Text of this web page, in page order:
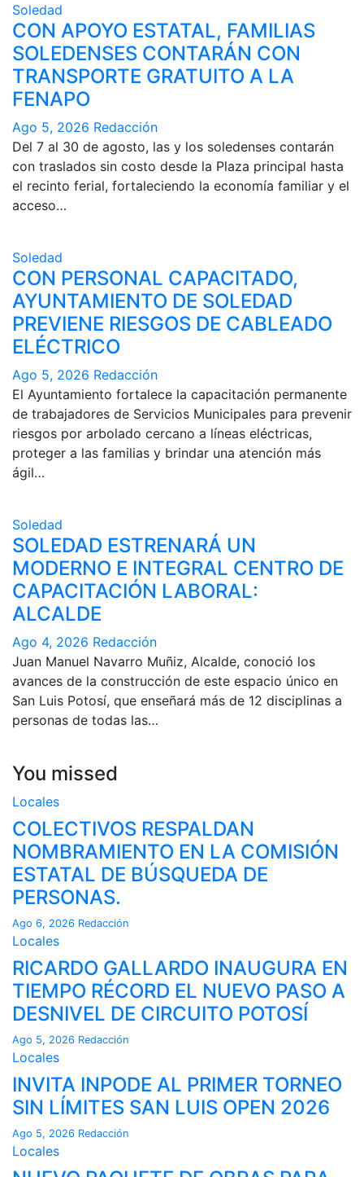
Soledad
CON APOYO ESTATAL, FAMILIAS
SOLEDENSES CONTARÁN CON
TRANSPORTE GRATUITO A LA
FENAPO
Ago 5, 2026 Redacción
Del 7 al 30 de agosto, las y los soledenses contarán
con traslados sin costo desde la Plaza principal hasta
el recinto ferial, fortaleciendo la economía familiar y el
acceso…
Soledad
CON PERSONAL CAPACITADO,
AYUNTAMIENTO DE SOLEDAD
PREVIENE RIESGOS DE CABLEADO
ELÉCTRICO
Ago 5, 2026 Redacción
El Ayuntamiento fortalece la capacitación permanente
de trabajadores de Servicios Municipales para prevenir
riesgos por arbolado cercano a líneas eléctricas,
proteger a las familias y brindar una atención más
ágil…
Soledad
SOLEDAD ESTRENARÁ UN
MODERNO E INTEGRAL CENTRO DE
CAPACITACIÓN LABORAL:
ALCALDE
Ago 4, 2026 Redacción
Juan Manuel Navarro Muñiz, Alcalde, conoció los
avances de la construcción de este espacio único en
San Luis Potosí, que enseñará más de 12 disciplinas a
personas de todas las…
You missed
Locales
COLECTIVOS RESPALDAN
NOMBRAMIENTO EN LA COMISIÓN
ESTATAL DE BÚSQUEDA DE
PERSONAS.
Ago 6, 2026 Redacción
Locales
RICARDO GALLARDO INAUGURA EN
TIEMPO RÉCORD EL NUEVO PASO A
DESNIVEL DE CIRCUITO POTOSÍ
Ago 5, 2026 Redacción
Locales
INVITA INPODE AL PRIMER TORNEO
SIN LÍMITES SAN LUIS OPEN 2026
Ago 5, 2026 Redacción
Locales